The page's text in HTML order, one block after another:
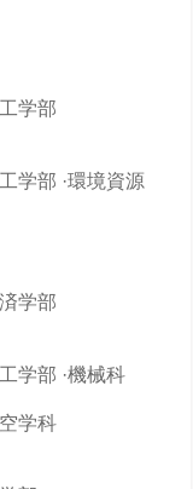
学部
学部 ·環境資源
学部
学部 ·機械科
学科